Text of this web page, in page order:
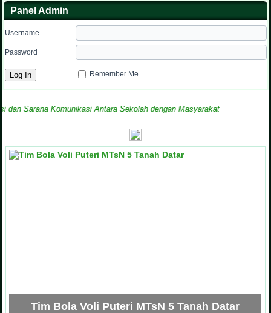
Panel Admin
Username
Password
Remember Me
Komunikasi Antara Sekolah dengan Masyarakat
Tim Bola Voli Puteri MTsN 5 Tanah Datar